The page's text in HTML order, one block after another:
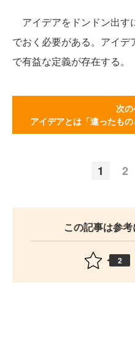
アイデアをドンドン出す
でおく必要がある。アイ
で有益な定義が存在する。
次
アイデアとは「違ったも
1 2
この記事は参
2